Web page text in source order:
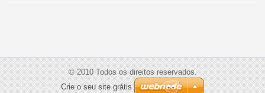
© 2010 Todos os direitos reservados.
Crie o seu site grátis